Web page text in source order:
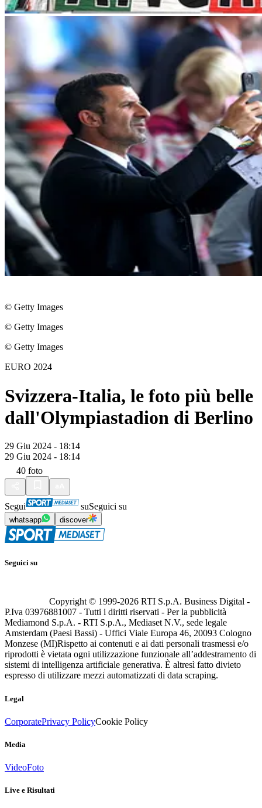
© Getty Images
© Getty Images
© Getty Images
EURO 2024
Svizzera-Italia, le foto più belle
dall'Olympiastadion di Berlino
29 Giu 2024 - 18:14
29 Giu 2024 - 18:14
40 foto
Segui suSeguici su
whatsapp discover
Seguici su
Copyright © 1999-2026 RTI S.p.A. Business Digital -
P.Iva 03976881007 - Tutti i diritti riservati - Per la pubblicità
Mediamond S.p.A. - RTI S.p.A., Mediaset N.V., sede legale
Amsterdam (Paesi Bassi) - Uffici Viale Europa 46, 20093 Cologno
Monzese (MI)Rispetto ai contenuti e ai dati personali trasmessi e/o
riprodotti è vietata ogni utilizzazione funzionale all’addestramento di
sistemi di intelligenza artificiale generativa. È altresì fatto divieto
espresso di utilizzare mezzi automatizzati di data scraping.
Legal
CorporatePrivacy PolicyCookie Policy
Media
VideoFoto
Live e Risultati